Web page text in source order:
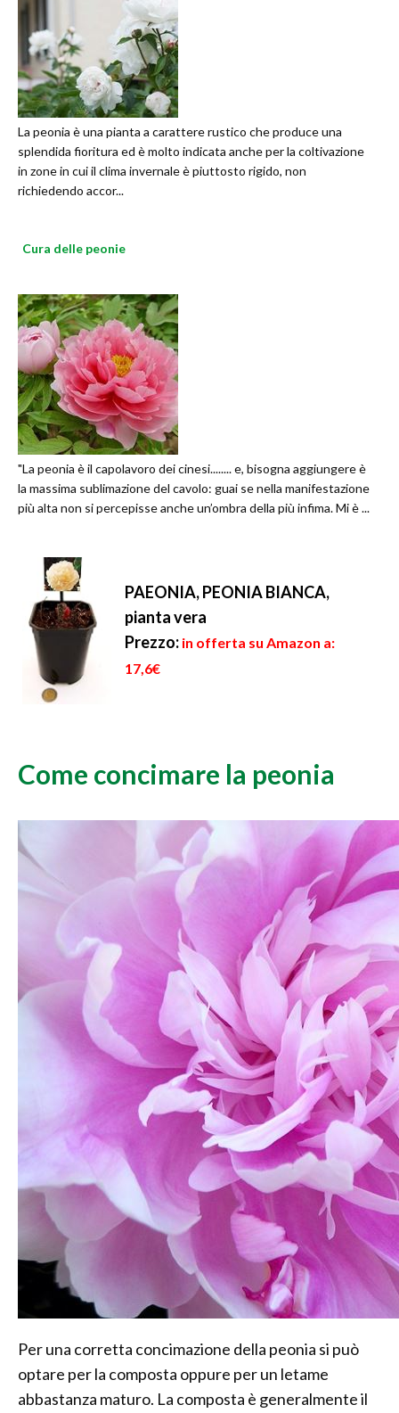
La peonia è una pianta a carattere rustico che produce una
splendida fioritura ed è molto indicata anche per la coltivazione
in zone in cui il clima invernale è piuttosto rigido, non
richiedendo accor...
Cura delle peonie
"La peonia è il capolavoro dei cinesi........ e, bisogna aggiungere è
la massima sublimazione del cavolo: guai se nella manifestazione
più alta non si percepisse anche un’ombra della più infima. Mi è ...
PAEONIA, PEONIA BIANCA,
pianta vera
Prezzo: in offerta su Amazon a:
17,6€
Come concimare la peonia
Per una corretta concimazione della peonia si può
optare per la composta oppure per un letame
abbastanza maturo. La composta è generalmente il